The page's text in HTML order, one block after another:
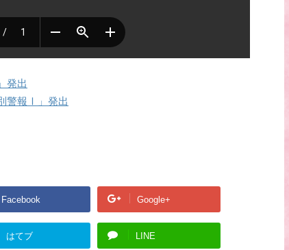
発出
警報Ⅰ」発出
Facebook Google+
はてブ LINE